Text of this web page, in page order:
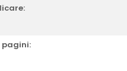
pagini: